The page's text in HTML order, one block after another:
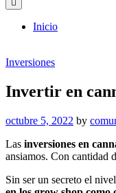
Inicio
Inversiones
Invertir en
octubre 5, 2022 by
Las inversiones en
ansiamos. Con cantidad
Sin ser un secreto el